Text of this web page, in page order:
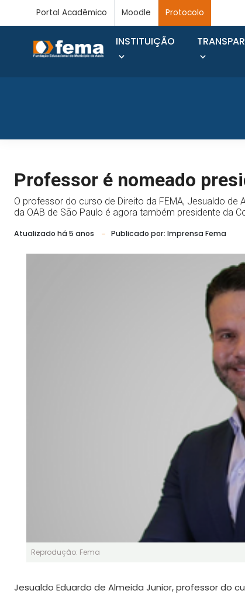
Portal Acadêmico Moodle Protocolo
INSTITUIÇÃO
Professor é nomeado
O professor do curso de Direito da FEMA, Jesualdo de
da OAB de São Paulo é agora também presidente da
Atualizado há 5 anos Publicado por: Imprensa Fema
Reprodução: Fema
Jesualdo Eduardo de Almeida Junior, professor do